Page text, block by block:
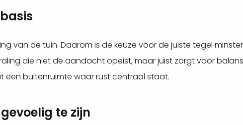
van de tuin. Daarom is de keuze voor de juiste tegel
die niet de aandacht opeist, maar juist zorgt voor
buitenruimte waar rust centraal staat.
te zijn